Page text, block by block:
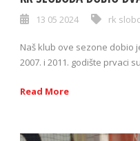
13 05 2024 rk
Naš klub ove sezone dobio
2007. i 2011. godište prvaci
Read More